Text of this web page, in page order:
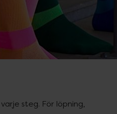
steg. För löpning,